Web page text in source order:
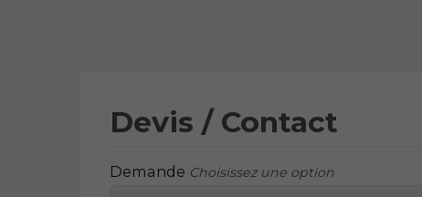
Devis / Contact
Demande Choisissez une option